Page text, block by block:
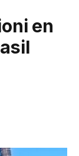
en